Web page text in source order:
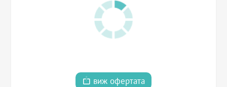
виж офертата